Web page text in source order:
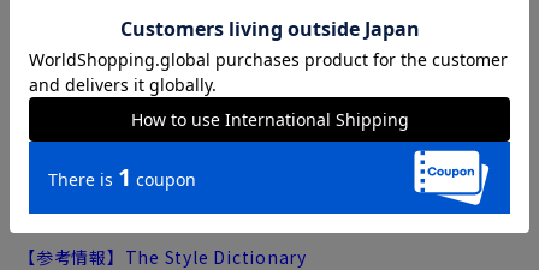
掛け不要で、さらに高い伸縮性が加わりました。コットンのソ
フトな風合いはそのままにポリエステルをブレンドして強度も
向上。脇やアームホールなどのシワになりやすい部分に、薄い
芯地を挟み込んだ特殊な“テープ縫製”を施し補強しました。
3BLOCK（トリプルブロック）／「透け防止」「防シワ」「防
ストレス（ストレッチ）」の3つの機能でシャツのお悩みをト
リプルブロック！ 忙しい毎日を快適にサポートします。
【参考情報】The Style Dictionary